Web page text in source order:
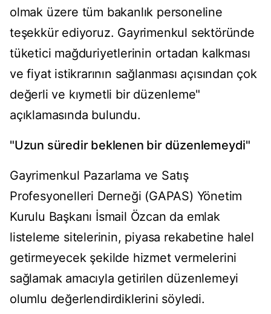
olmak üzere tüm bakanlık personeline
teşekkür ediyoruz. Gayrimenkul sektöründe
tüketici mağduriyetlerinin ortadan kalkması
ve fiyat istikrarının sağlanması açısından çok
değerli ve kıymetli bir düzenleme"
açıklamasında bulundu.
"Uzun süredir beklenen bir düzenlemeydi"
Gayrimenkul Pazarlama ve Satış
Profesyonelleri Derneği (GAPAS) Yönetim
Kurulu Başkanı İsmail Özcan da emlak
listeleme sitelerinin, piyasa rekabetine halel
getirmeyecek şekilde hizmet vermelerini
sağlamak amacıyla getirilen düzenlemeyi
olumlu değerlendirdiklerini söyledi.